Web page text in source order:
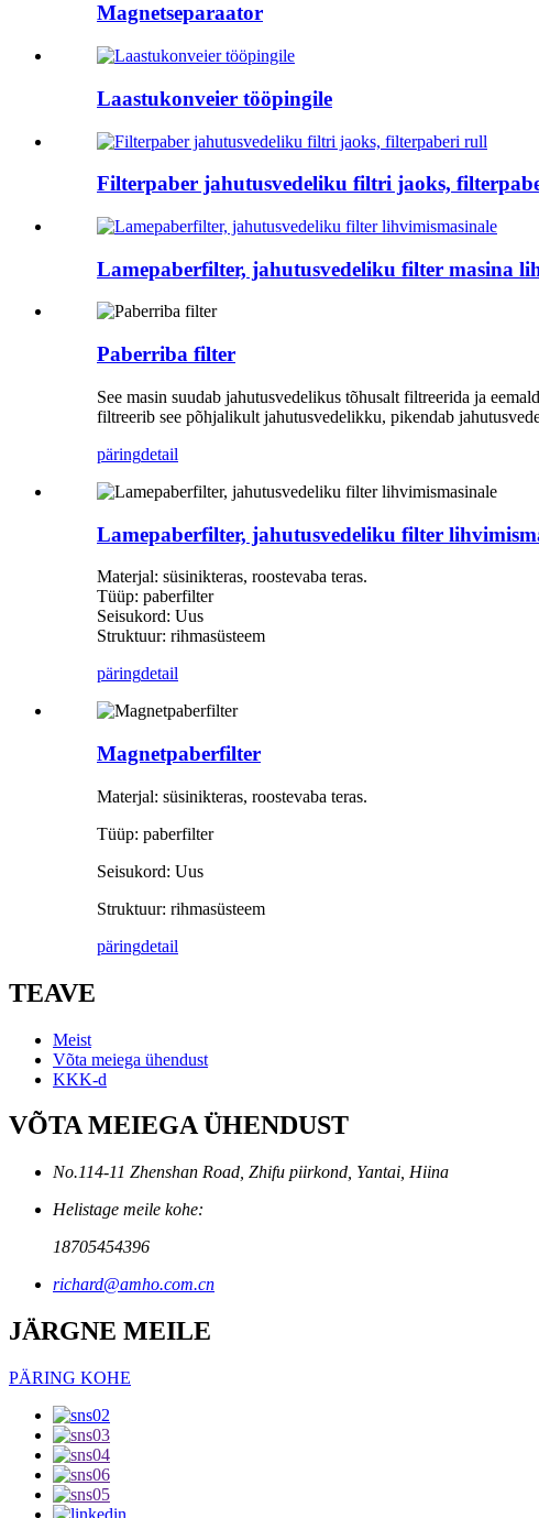
Magnetseparaator
Laastukonveier tööpingile
Filterpaber jahutusvedeliku filtri jaoks,
Lamepaberfilter, jahutusvedeliku filter masina
Paberriba filter
See masin suudab jahutusvedelikus tõhusalt filtreerida ja
filtreerib see põhjalikult jahutusvedelikku, pikendab
päringdetail
Lamepaberfilter, jahutusvedeliku filter
Materjal: süsinikteras, roostevaba teras.
Tüüp: paberfilter
Seisukord: Uus
Struktuur: rihmasüsteem
päringdetail
Magnetpaberfilter
Materjal: süsinikteras, roostevaba teras.
Tüüp: paberfilter
Seisukord: Uus
Struktuur: rihmasüsteem
päringdetail
TEAVE
Meist
Võta meiega ühendust
KKK-d
VÕTA MEIEGA ÜHENDUST
No.114-11 Zhenshan Road, Zhifu piirkond, Yantai, Hiina
Helistage meile kohe:
18705454396
richard@amho.com.cn
JÄRGNE MEILE
PÄRING KOHE